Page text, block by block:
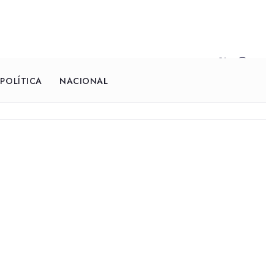
POLÍTICA NACIONAL